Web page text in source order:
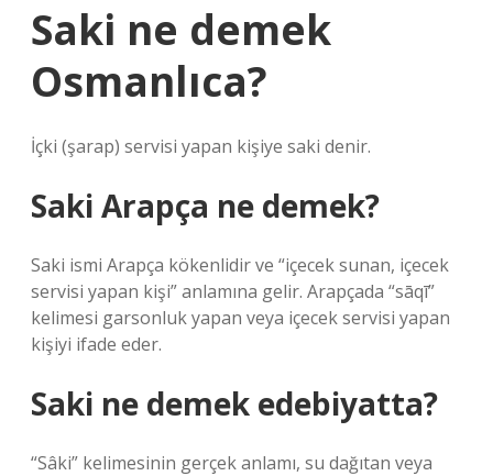
Saki ne demek
Osmanlıca?
İçki (şarap) servisi yapan kişiye saki denir.
Saki Arapça ne demek?
Saki ismi Arapça kökenlidir ve “içecek sunan, içecek
servisi yapan kişi” anlamına gelir. Arapçada “sāqī”
kelimesi garsonluk yapan veya içecek servisi yapan
kişiyi ifade eder.
Saki ne demek edebiyatta?
“Sâki” kelimesinin gerçek anlamı, su dağıtan veya